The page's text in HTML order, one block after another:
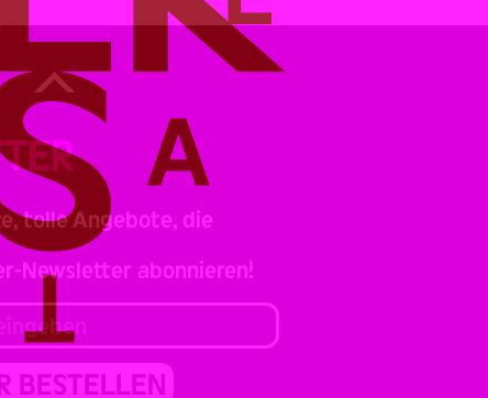
Back
to
tolle Angebote, die
Newsletter abonnieren!